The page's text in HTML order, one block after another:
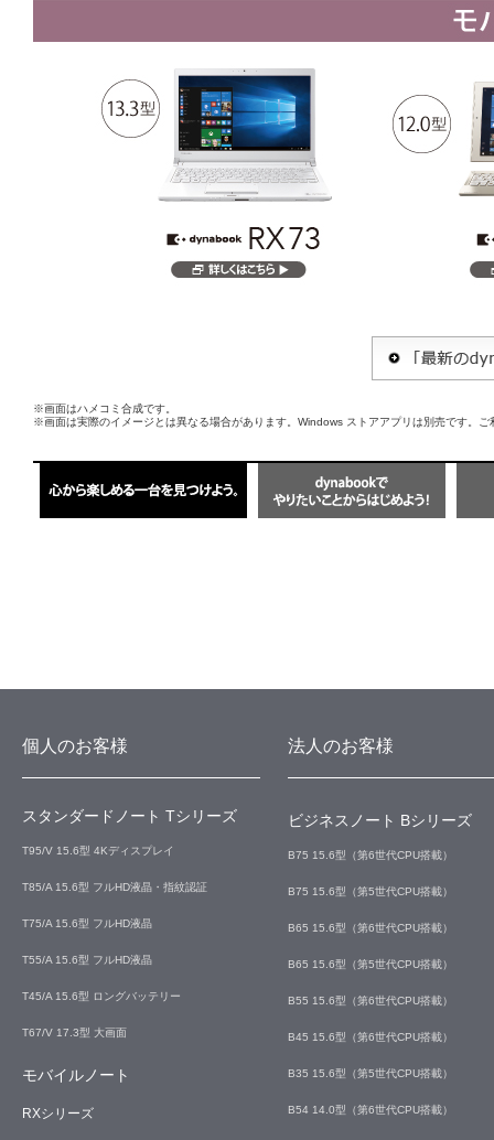
※画面はハメコミ合成です。
※画面は実際のイメージとは異なる場合があります。Windows ストアアプリは別売です。
個人のお客様
スタンダードノート Tシリーズ
T95/V 15.6型 4Kディスプレイ
T85/A 15.6型 フルHD液晶・指紋認証
T75/A 15.6型 フルHD液晶
T55/A 15.6型 フルHD液晶
T45/A 15.6型 ロングバッテリー
T67/V 17.3型 大画面
モバイルノート
RXシリーズ
法人のお客様
ビジネスノート Bシリーズ
B75 15.6型（第6世代CPU搭載）
B75 15.6型（第5世代CPU搭載）
B65 15.6型（第6世代CPU搭載）
B65 15.6型（第5世代CPU搭載）
B55 15.6型（第6世代CPU搭載）
B45 15.6型（第6世代CPU搭載）
B35 15.6型（第5世代CPU搭載）
B54 14.0型（第6世代CPU搭載）